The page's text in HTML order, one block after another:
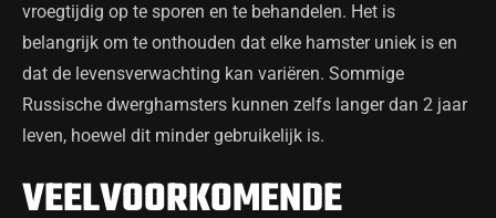
vroegtijdig op te sporen en te behandelen. Het is
belangrijk om te onthouden dat elke hamster uniek is en
dat de levensverwachting kan variëren. Sommige
Russische dwerghamsters kunnen zelfs langer dan 2 jaar
leven, hoewel dit minder gebruikelijk is.
VEELVOORKOMENDE